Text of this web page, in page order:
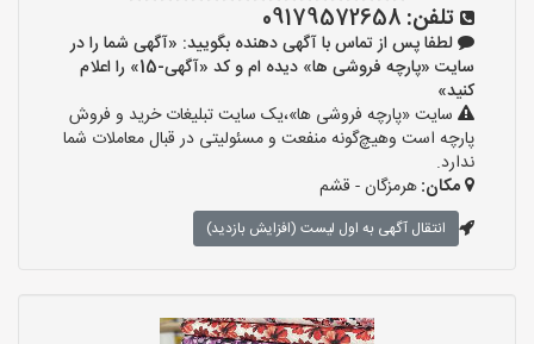
تلفن: 09179572658
لطفا پس از تماس با آگهی دهنده بگویید: «آگهی شما را در
سایت «پارچه فروشی ها» دیده ام و کد «آگهی-15» را اعلام
کنید»
سایت «پارچه فروشی ها»،یک سایت تبلیغات خرید و فروش
پارچه است وهیچ‌گونه منفعت و مسئولیتی در قبال معاملات شما
ندارد.
مکان:هرمزگان - قشم
انتقال آگهی به اول لیست (افزایش بازدید)